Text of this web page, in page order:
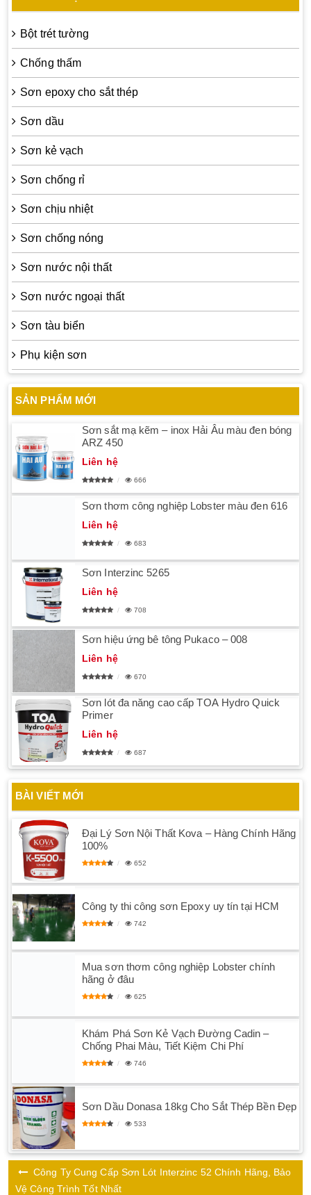
Bột trét tường
Chống thấm
Sơn epoxy cho sắt thép
Sơn dầu
Sơn kẻ vạch
Sơn chống rỉ
Sơn chịu nhiệt
Sơn chống nóng
Sơn nước nội thất
Sơn nước ngoại thất
Sơn tàu biển
Phụ kiện sơn
SẢN PHẨM MỚI
Sơn sắt mạ kẽm – inox Hải Âu màu đen bóng
ARZ 450
Liên hệ
666
Sơn thơm công nghiệp Lobster màu đen 616
Liên hệ
683
Sơn Interzinc 5265
Liên hệ
708
Sơn hiệu ứng bê tông Pukaco – 008
Liên hệ
670
Sơn lót đa năng cao cấp TOA Hydro Quick
Primer
Liên hệ
687
BÀI VIẾT MỚI
Đại Lý Sơn Nội Thất Kova – Hàng Chính Hãng
100%
652
Công ty thi công sơn Epoxy uy tín tại HCM
742
Mua sơn thơm công nghiệp Lobster chính
hãng ở đâu
625
Khám Phá Sơn Kẻ Vạch Đường Cadin –
Chống Phai Màu, Tiết Kiệm Chi Phí
746
Sơn Dầu Donasa 18kg Cho Sắt Thép Bền Đẹp
533
Công Ty Cung Cấp Sơn Lót Interzinc 52 Chính Hãng, Bảo
Vệ Công Trình Tốt Nhất